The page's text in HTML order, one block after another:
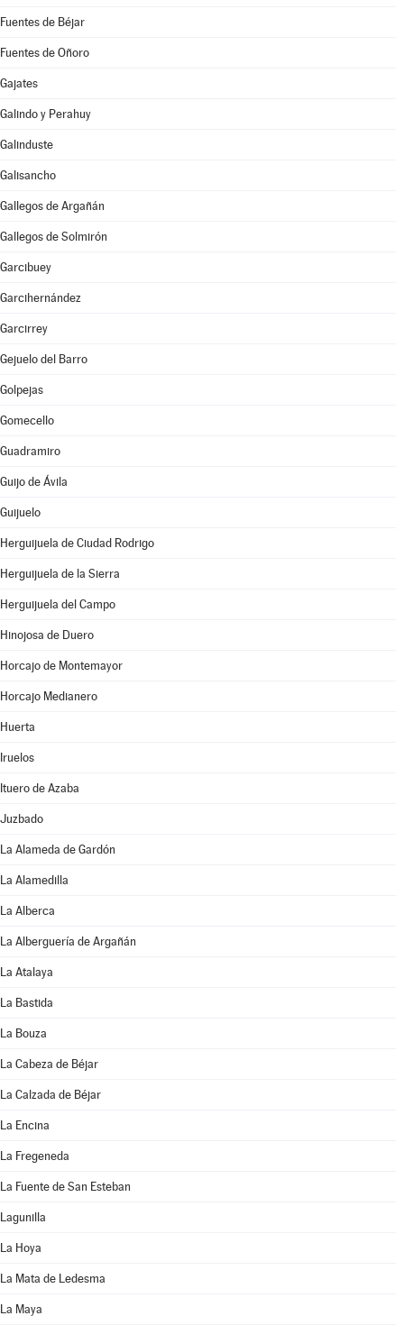
Fuentes de Béjar
Fuentes de Oñoro
Gajates
Galindo y Perahuy
Galinduste
Galisancho
Gallegos de Argañán
Gallegos de Solmirón
Garcibuey
Garcihernández
Garcirrey
Gejuelo del Barro
Golpejas
Gomecello
Guadramiro
Guijo de Ávila
Guijuelo
Herguijuela de Ciudad Rodrigo
Herguijuela de la Sierra
Herguijuela del Campo
Hinojosa de Duero
Horcajo de Montemayor
Horcajo Medianero
Huerta
Iruelos
Ituero de Azaba
Juzbado
La Alameda de Gardón
La Alamedilla
La Alberca
La Alberguería de Argañán
La Atalaya
La Bastida
La Bouza
La Cabeza de Béjar
La Calzada de Béjar
La Encina
La Fregeneda
La Fuente de San Esteban
Lagunilla
La Hoya
La Mata de Ledesma
La Maya